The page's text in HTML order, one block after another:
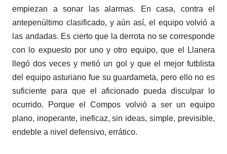
empiezan a sonar las alarmas. En casa, contra el
antepenúltimo clasificado, y aún así, el equipo volvió a
las andadas. Es cierto que la derrota no se corresponde
con lo expuesto por uno y otro equipo, que el Llanera
llegó dos veces y metió un gol y que el mejor futblista
del equipo asturiano fue su guardameta, pero ello no es
suficiente para que el aficionado pueda disculpar lo
ocurrido. Porque el Compos volvió a ser un equipo
plano, inoperante, ineficaz, sin ideas, simple, previsible,
endeble a nivel defensivo, errático.